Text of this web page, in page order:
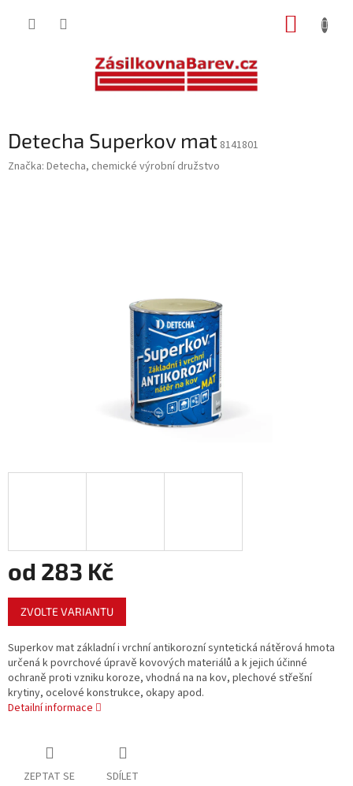
Detecha Superkov mat 8141801
Značka: Detecha, chemické výrobní družstvo
od 283 Kč
Měrná
cena:
ZVOLTE VARIANTU
Superkov mat základní i vrchní antikorozní syntetická nátěrová hmota
určená k povrchové úpravě kovových materiálů a k jejich účinné
ochraně proti vzniku koroze, vhodná na na kov, plechové střešní
krytiny, ocelové konstrukce, okapy apod.
Detailní informace
ZEPTAT SE SDÍLET